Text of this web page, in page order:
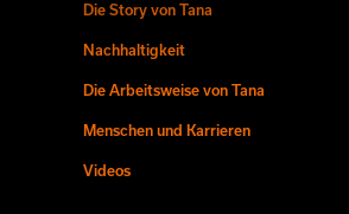
Die Story von Tana
Nachhaltigkeit
Die Arbeitsweise von Tana
Menschen und Karrieren
Videos